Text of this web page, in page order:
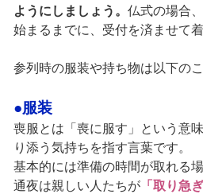
ようにしましょう。 仏式の場合
始まるまでに、受付を済ませて
参列時の服装や持ち物は以下の
●服装
喪服とは「喪に服す」という意
り添う気持ちを指す言葉です。
基本的には準備の時間が取れる
通夜は親しい人たちが「取り急